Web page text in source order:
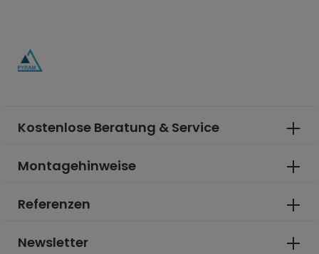
Newsletter
Kostenlose Beratung & Service
Montagehinweise
Referenzen